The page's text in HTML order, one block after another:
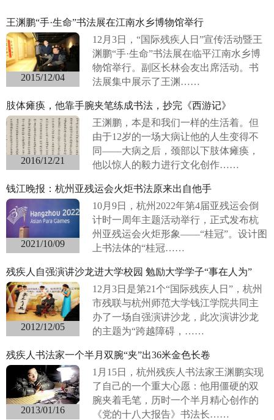
王渊鹏“手·生命”书法展在江南水乡博物馆举行
2015/12/04
12月3日，“国际残疾人日”宣传活动暨王
渊鹏“手·生命”书法展在临平江南水乡博
物馆举行。副区长林会友出席活动。书
法展集中展示了王渊……
肢体瘫痪，他靠手腕夹笔练成书法，抄完《西游记》
2016/12/21
王渊鹏，本是和我们一样的生活着。但
由于12岁的一场大病让他的人生变得不
同——大病之后，颈部以下肢体瘫痪，
他以惊人的毅力进行文化创作……
钱江晚报：杭州亚残运会火炬书法原来出自他手
2021/10/09
10月9日，杭州2022年第4届亚残运会倒
计时一周年主题活动举行，正式发布杭
州亚残运会火炬形象——“桂冠”。设计图
上书法体的“桂冠……
残疾人自强演讲沙龙进大学校园 勉励大学学子“事在人为”
2012/12/05
12月3日是第21个“国际残疾人日”，杭州
市残联与杭州师范大学钱江学院共同主
办了一场自强演讲沙龙，此次演讲沙龙
的主题为“跨越障碍，……
残疾人书法家一个半月双腕“夹”出36米金色长卷
2013/01/16
1月15日，杭州残疾人书法家王渊鹏实现
了自己的一个重大心愿：他用僵硬的双
腕夹着毛笔，历时一个半月精心创作的
《党的十八大报告》书法长……